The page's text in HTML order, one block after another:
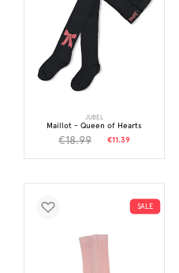
JUBEL
Maillot - Queen of Hearts
€18.99 €11.39
SALE